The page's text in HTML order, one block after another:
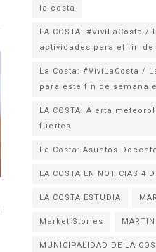
la costa
LA COSTA: #VivíLaCosta /
actividades para el fin de
La Costa: #VivíLaCosta /
para este fin de semana
LA COSTA: Alerta
fuertes
La Costa: Asuntos
LA COSTA EN NOTICIAS 4
LA COSTA ESTUDIA
Market Stories
MUNICIPALIDAD DE LA